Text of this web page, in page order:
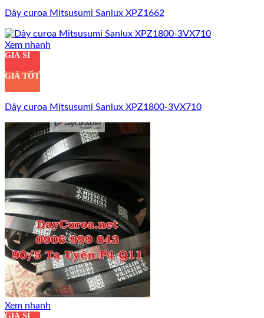
Dây curoa Mitsusumi Sanlux XPZ1662
Xem nhanh
GIÁ SỈ
GIÁ TỐT
Dây curoa Mitsusumi Sanlux XPZ1800-3VX710
Xem nhanh
GIÁ SỈ